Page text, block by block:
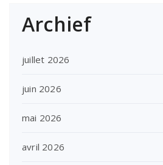
Archief
juillet 2026
juin 2026
mai 2026
avril 2026